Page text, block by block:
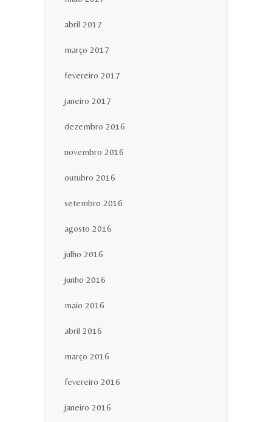
abril 2017
março 2017
fevereiro 2017
janeiro 2017
dezembro 2016
novembro 2016
outubro 2016
setembro 2016
agosto 2016
julho 2016
junho 2016
maio 2016
abril 2016
março 2016
fevereiro 2016
janeiro 2016